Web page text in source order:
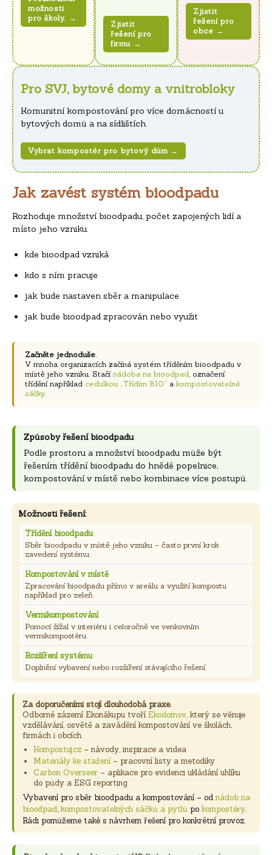
možnosti
pro školy. →
Zjistit
řešení pro
firmu →
Zjistit
řešení pro
obce →
Pro SVJ, bytové domy a vnitrobloky
Komunitní kompostování pro více domácností u
bytových domů a na sídlištích.
Vybrat kompostér pro bytový dům →
Jak zavést systém bioodpadu
Rozhoduje množství bioodpadu, počet zapojených lidí a
místo jeho vzniku.
kde bioodpad vzniká
kdo s ním pracuje
jak bude nastaven sběr a manipulace
jak bude bioodpad zpracován nebo využit
Začněte jednoduše.
V mnoha organizacích začíná systém tříděním bioodpadu v
místě jeho vzniku. Stačí nádoba na bioodpad, označení
třídění například cedulkou „Třídím BIO“ a kompostovatelné
sáčky.
Způsoby řešení bioodpadu
Podle prostoru a množství bioodpadu může být
řešením třídění bioodpadu do hnědé popelnice,
kompostování v místě nebo kombinace více postupů.
Možnosti řešení:
Třídění bioodpadu
Sběr bioodpadu v místě jeho vzniku – často první krok
zavedení systému.
Kompostování v místě
Zpracování bioodpadu přímo v areálu a využití kompostu
například pro zeleň.
Vermikompostování
Pomocí žížal v interiéru i celoročně ve venkovním
vermikompostéru.
Rozšíření systému
Doplnění vybavení nebo rozšíření stávajícího řešení.
Za doporučeními stojí dlouhodobá praxe.
Odborné zázemí Ekonákupu tvoří Ekodomov, který se věnuje
vzdělávání, osvětě a zavádění kompostování ve školách,
firmách i obcích.
Kompostuj.cz – návody, inspirace a videa
Materiály ke stažení – pracovní listy a metodiky
Carbon Overseer – aplikace pro evidenci ukládání uhlíku
do půdy a ESG reporting
Vybavení pro sběr bioodpadu a kompostování – od nádob na
bioodpad, kompostovatelných sáčků a pytlů po kompostéry.
Rádi pomůžeme také s návrhem řešení pro konkrétní provoz.